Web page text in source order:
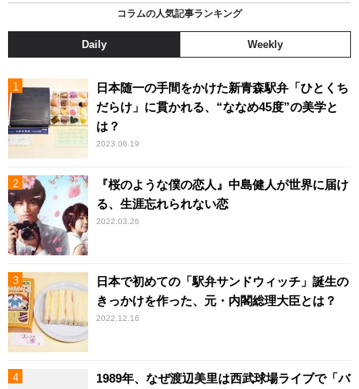
コラムの人気記事ランキング
Daily Weekly
日本随一の手間をかけた新青森駅弁「ひとくち
だらけ」に貫かれる、“ななめ45度”の美学と
は？
2023.06.19
『桜のような僕の恋人』中島健人が世界に届け
る、生涯忘れられない恋
2022.03.26
日本で初めての「駅弁サンドウィッチ」誕生の
きっかけを作った、元・内閣総理大臣とは？
2022.12.16
1989年、なぜ渡辺美里は西武球場ライブで「バ